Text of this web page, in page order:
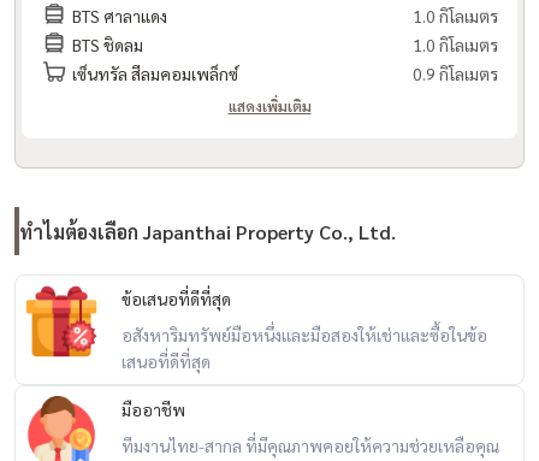
BTS ศาลาแดง
1.0 กิโลเมตร
BTS ชิดลม
1.0 กิโลเมตร
เซ็นทรัล สีลมคอมเพล็กซ์
0.9 กิโลเมตร
แสดงเพิ่มเติม
ทำไมต้องเลือก Japanthai Property Co., Ltd.
ข้อเสนอที่ดีที่สุด
อสังหาริมทรัพย์มือหนึ่งและมือสองให้เช่าและซื้อในข้อ
เสนอที่ดีที่สุด
มืออาชีพ
ทีมงานไทย-สากล ที่มีคุณภาพคอยให้ความช่วยเหลือคุณ